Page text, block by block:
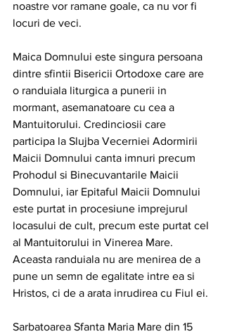
noastre vor ramane goale, ca nu vor fi
locuri de veci.
Maica Domnului este singura persoana
dintre sfintii Bisericii Ortodoxe care are
o randuiala liturgica a punerii in
mormant, asemanatoare cu cea a
Mantuitorului. Credinciosii care
participa la Slujba Vecerniei Adormirii
Maicii Domnului canta imnuri precum
Prohodul si Binecuvantarile Maicii
Domnului, iar Epitaful Maicii Domnului
este purtat in procesiune imprejurul
locasului de cult, precum este purtat cel
al Mantuitorului in Vinerea Mare.
Aceasta randuiala nu are menirea de a
pune un semn de egalitate intre ea si
Hristos, ci de a arata inrudirea cu Fiul ei.
Sarbatoarea Sfanta Maria Mare din 15